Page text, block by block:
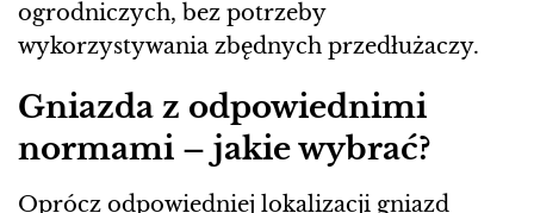
ogrodniczych, bez potrzeby
wykorzystywania zbędnych przedłużaczy.
Gniazda z odpowiednimi
normami – jakie wybrać?
Oprócz odpowiedniej lokalizacji gniazd